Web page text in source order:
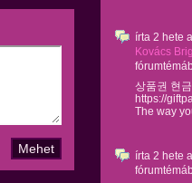
írta 2 hete
Kovács
상품권 현
https://
The way
írta 2 hete